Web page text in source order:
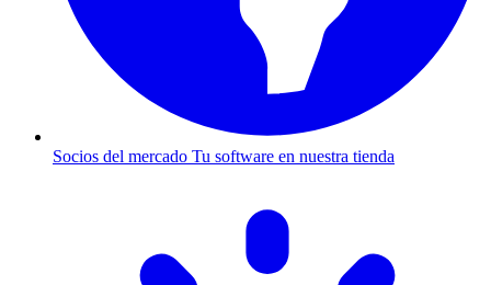
Socios del mercado Tu software en nuestra tienda